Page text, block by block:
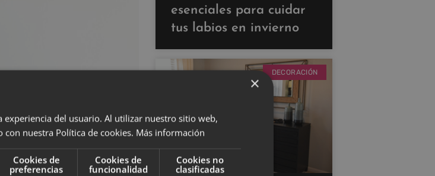
esenciales para cuidar
tus labios en invierno
DECORACIÓN
×
experiencia del usuario. Al utilizar nuestro sitio web,
con nuestra Política de cookies. Más información
Cookies de
preferencias
Cookies de
funcionalidad
Cookies no
clasificadas